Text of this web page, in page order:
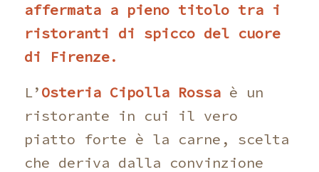
affermata a pieno titolo tra i
ristoranti di spicco del cuore
di Firenze.
L’ Osteria Cipolla Rossaè un
ristorante in cui il vero
piatto forte è la carne, scelta
che deriva dalla convinzione